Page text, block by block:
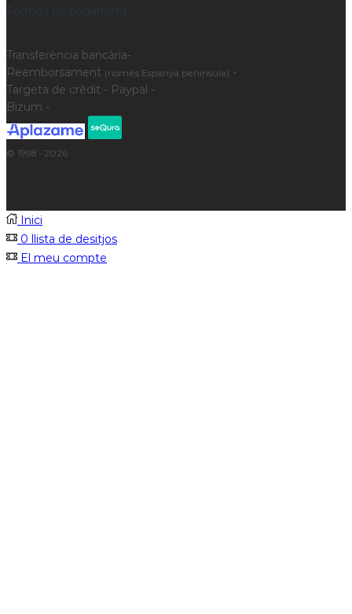
Formes de pagament
Transferència bancària-
Reemborsament (només Espanya península) -
Targeta de crèdit - Paypal -
Bizum -
© 1998 - 2026
Inici
0 llista de desitjos
El meu compte